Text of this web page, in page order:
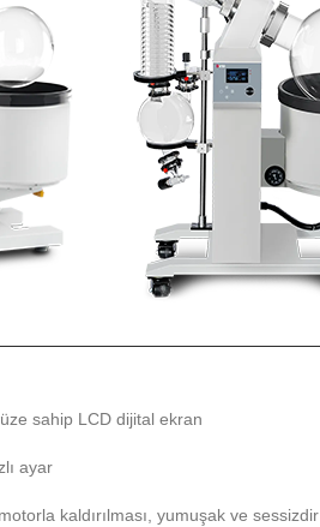
sahip LCD dijital ekran
ayar
kaldırılması, yumuşak ve sessizdir